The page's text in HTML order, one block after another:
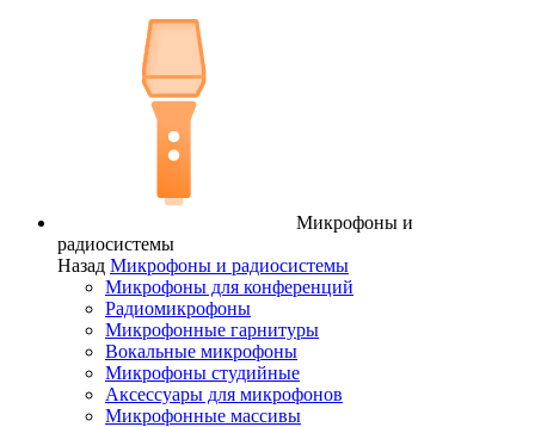
Микрофоны и
радиосистемы
Назад Микрофоны и радиосистемы
Микрофоны для конференций
Радиомикрофоны
Микрофонные гарнитуры
Вокальные микрофоны
Микрофоны студийные
Аксессуары для микрофонов
Микрофонные массивы